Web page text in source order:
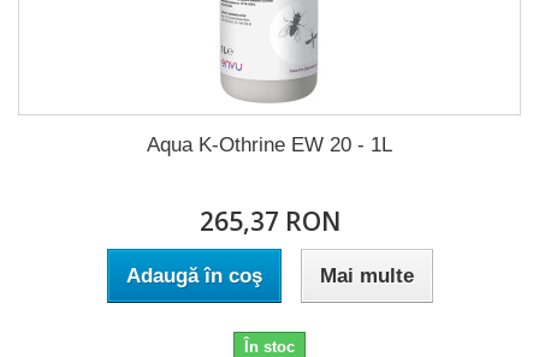
Aqua K-Othrine EW 20 - 1L
265,37 RON
Adaugă în coş Mai multe
În stoc